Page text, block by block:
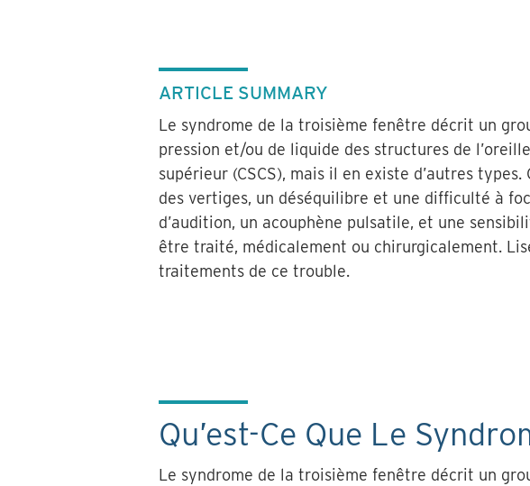
ARTICLE SUMMARY
Le syndrome de la troisième fenêtre décrit un
pression et/ou de liquide des structures de
supérieur (CSCS), mais il en existe d’autres
des vertiges, un déséquilibre et une difficulté à
d’audition, un acouphène pulsatile, et une
être traité, médicalement ou chirurgicalement.
traitements de ce trouble.
Qu’est-Ce Que Le
Le syndrome de la troisième fenêtre décrit un